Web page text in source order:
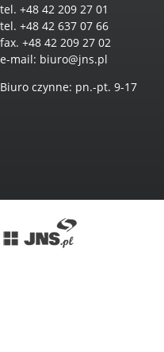
tel. +48 42 209 27 01
tel. +48 42 637 07 66
fax. +48 42 209 27 02
e-mail: biuro@jns.pl
Biuro czynne: pn.-pt. 9-17